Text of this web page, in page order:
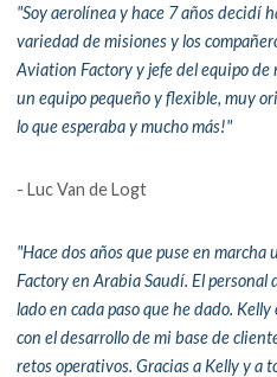
"Soy aerolínea y hace 7 años decidí
variedad de misiones y los
Aviation Factory y jefe del equipo de
un equipo pequeño y flexible, muy
lo que esperaba y mucho más!"
- Luc Van de Logt
"Hace dos años que puse en
Factory en Arabia Saudí. El personal
lado en cada paso que he dado.
con el desarrollo de mi base de
retos operativos. Gracias a Kelly y a